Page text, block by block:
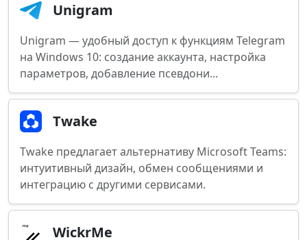
Unigram
Unigram — удобный доступ к функциям Telegram
на Windows 10: создание аккаунта, настройка
параметров, добавление псевдони...
Twake
Twake предлагает альтернативу Microsoft Teams:
интуитивный дизайн, обмен сообщениями и
интеграцию с другими сервисами.
WickrMe